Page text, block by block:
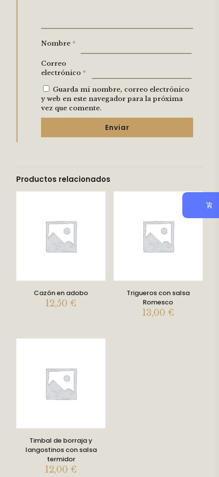
Nombre *
Correo
electrónico *
Guarda mi nombre, correo electrónico
y web en este navegador para la próxima
vez que comente.
Productos relacionados
Cazón en adobo
12,50 €
Trigueros con salsa
Romesco
13,00 €
Timbal de borraja y
langostinos con salsa
termidor
12,00 €